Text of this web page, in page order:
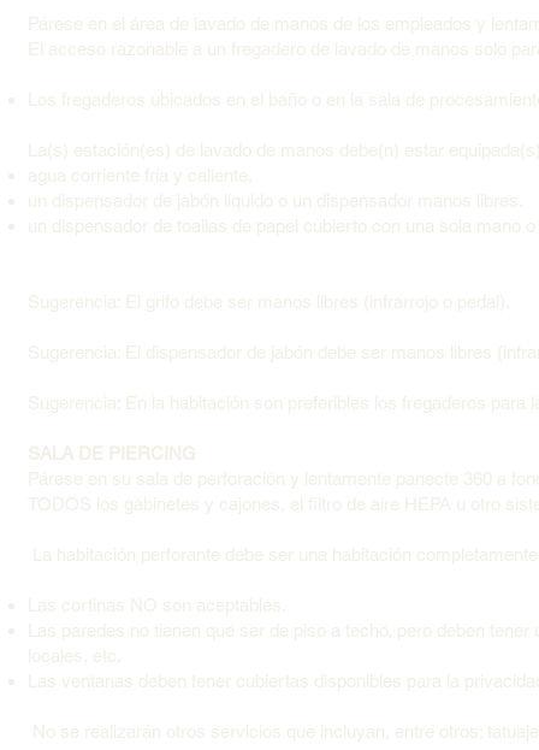
Párese en el área de lavado de manos de los empleados y
El acceso razonable a un fregadero de lavado de manos solo
Los fregaderos ubicados en el baño o en la sala de
La(s) estación(es) de lavado de manos debe(n) estar
agua corriente fría y caliente.
un dispensador de jabón líquido o un dispensador manos libres.
un dispensador de toallas de papel cubierto con una sola mano
Sugerencia: El grifo debe ser manos libres (infrarrojo o pedal).
Sugerencia: El dispensador de jabón debe ser manos libres
Sugerencia: En la habitación son preferibles los fregaderos para
SALA DE PIERCING
Párese en su sala de perforación y lentamente panecte 360 a
TODOS los gabinetes y cajones, el filtro de aire HEPA u otro
La habitación perforante debe ser una habitación
Las cortinas NO son aceptables.
Las paredes no tienen que ser de piso a techo, pero deben
locales, etc.
Las ventanas deben tener cubiertas disponibles para la
No se realizarán otros servicios que incluyan, entre otros: